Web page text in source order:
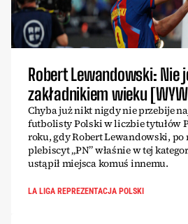
Robert Lewandowski: Nie
zakładnikiem wieku
Chyba już nikt nigdy nie przebije
futbolisty Polski w liczbie tytułów
roku, gdy Robert Lewandowski, po
plebiscyt „PN” właśnie w tej
ustąpił miejsca komuś innemu.
LA LIGA REPREZENTACJA POLSKI